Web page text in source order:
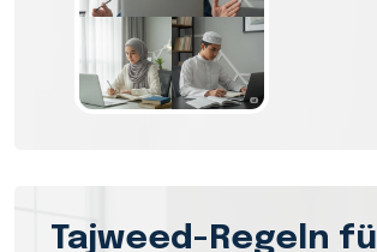
Tajweed-Regeln